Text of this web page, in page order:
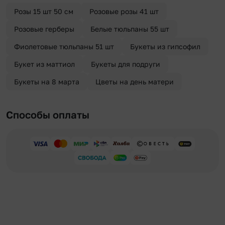
Розы 15 шт 50 см Розовые розы 41 шт
Розовые герберы Белые тюльпаны 55 шт
Фиолетовые тюльпаны 51 шт Букеты из гипсофил
Букет из маттиол Букеты для подруги
Букеты на 8 марта Цветы на день матери
Способы оплаты